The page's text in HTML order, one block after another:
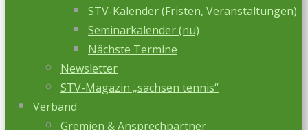
STV-Kalender (Fristen, Veranstaltungen)
Seminarkalender (nu)
Nächste Termine
Newsletter
STV-Magazin „sachsen tennis“
Verband
Gremien & Ansprechpartner